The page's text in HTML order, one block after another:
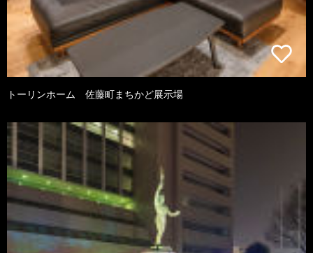
トーリンホーム 佐藤町まちかど展示場